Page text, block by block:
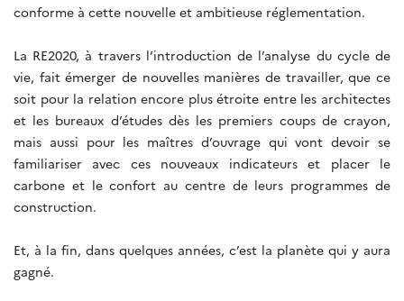
conforme à cette nouvelle et ambitieuse réglementation.
La RE2020, à travers l’introduction de l’analyse du cycle de
vie, fait émerger de nouvelles manières de travailler, que ce
soit pour la relation encore plus étroite entre les architectes
et les bureaux d’études dès les premiers coups de crayon,
mais aussi pour les maîtres d’ouvrage qui vont devoir se
familiariser avec ces nouveaux indicateurs et placer le
carbone et le confort au centre de leurs programmes de
construction.
Et, à la fin, dans quelques années, c’est la planète qui y aura
gagné.